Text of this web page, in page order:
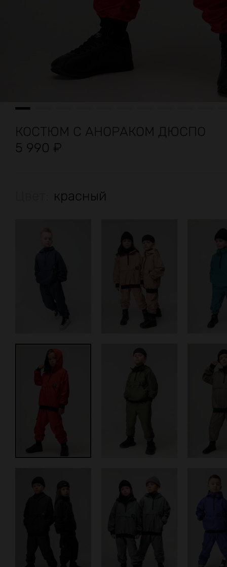
КОСТЮМ С АНОРАКОМ ДЮСПО
5 990 ₽
красный